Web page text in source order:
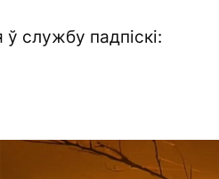
службу падпіскі: